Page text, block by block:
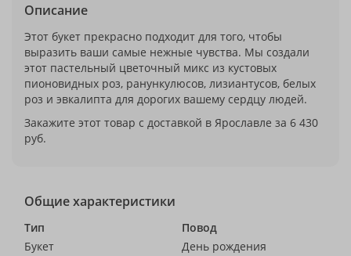
Описание
Этот букет прекрасно подходит для того, чтобы
выразить ваши самые нежные чувства. Мы создали
этот пастельный цветочный микс из кустовых
пионовидных роз, ранункулюсов, лизиантусов, белых
роз и эвкалипта для дорогих вашему сердцу людей.
Закажите этот товар с доставкой в Ярославле за 6 430
руб.
Общие характеристики
Тип
Букет
Повод
День рождения